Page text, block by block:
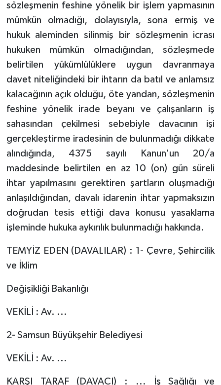
sözleşmenin feshine yönelik bir işlem yapmasının
mümkün olmadığı, dolayısıyla, sona ermiş ve
hukuk aleminden silinmiş bir sözleşmenin icrası
hukuken mümkün olmadığından, sözleşmede
belirtilen yükümlülüklere uygun davranmaya
davet niteliğindeki bir ihtarın da batıl ve anlamsız
kalacağının açık olduğu, öte yandan, sözleşmenin
feshine yönelik irade beyanı ve çalışanların iş
sahasından çekilmesi sebebiyle davacının işi
gerçekleştirme iradesinin de bulunmadığı dikkate
alındığında, 4375 sayılı Kanun'un 20/a
maddesinde belirtilen en az 10 (on) gün süreli
ihtar yapılmasını gerektiren şartların oluşmadığı
anlaşıldığından, davalı idarenin ihtar yapmaksızın
doğrudan tesis ettiği dava konusu yasaklama
işleminde hukuka aykırılık bulunmadığı hakkında.
TEMYİZ EDEN (DAVALILAR) : 1- Çevre, Şehircilik
ve İklim
Değişikliği Bakanlığı
VEKİLİ : Av. ...
2- Samsun Büyükşehir Belediyesi
VEKİLİ : Av. ...
KARŞI TARAF (DAVACI) : ... İş Sağlığı ve